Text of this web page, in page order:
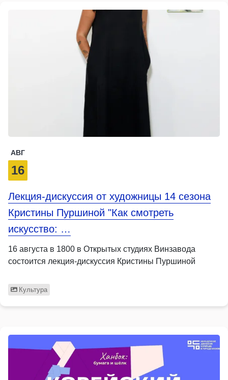
АВГ
16
Лекция‑дискуссия от художницы 14 сезона
Кристины Пуршиной "Как смотреть
искусство: …
16 августа в 1800 в Открытых студиях Винзавода
состоится лекция-дискуссия Кристины Пуршиной
Культура